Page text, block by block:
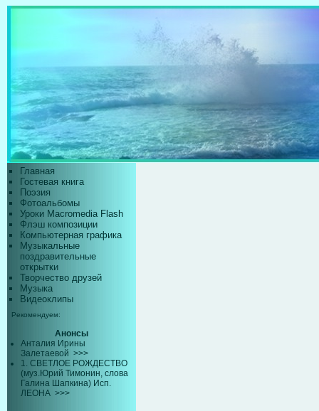
Главная
Гостевая книга
Поэзия
Фотоальбомы
Уроки Macromedia Flash
Флэш композиции
Компьютерная графика
Музыкальные
поздравительные
открытки
Творчество друзей
Музыка
Видеоклипы
Рекомендуем:
Анонсы
Анталия Ирины
Залетаевой >>>
1. СВЕТЛОЕ РОЖДЕСТВО
(муз.Юрий Тимонин, слова
Галина Шапкина) Исп.
ЛЕОНА >>>